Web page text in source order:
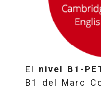
El nivel B1-
B1 del Marc